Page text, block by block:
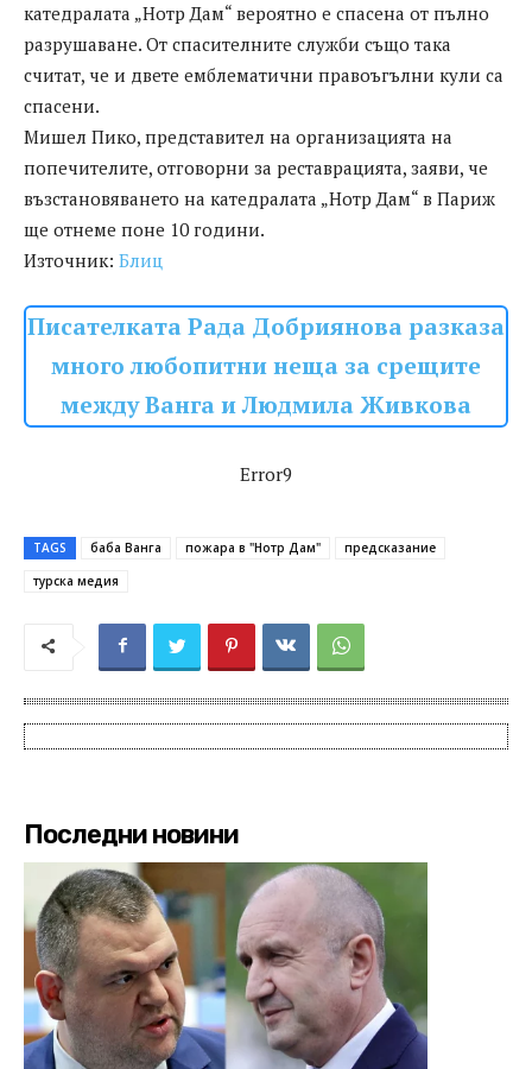
катедралата „Нотр Дам“ вероятно е спасена от пълно
разрушаване. От спасителните служби също така
считат, че и двете емблематични правоъгълни кули са
спасени.
Мишел Пико, представител на организацията на
попечителите, отговорни за реставрацията, заяви, че
възстановяването на катедралата „Нотр Дам“ в Париж
ще отнеме поне 10 години.
Източник: Блиц
Писателката Рада Добриянова разказа
много любопитни неща за срещите
между Ванга и Людмила Живкова
Error9
TAGS баба Ванга пожара в "Нотр Дам"
предсказание
турска медия
Последни новини